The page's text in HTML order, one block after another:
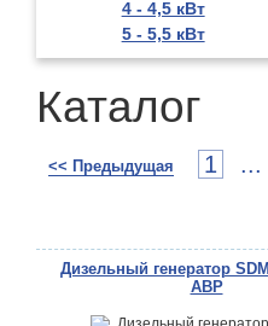
4 - 4,5 кВт
5 - 5,5 кВт
Каталог
<< Предыдущая 1 ...
Дизельный генератор
АВР